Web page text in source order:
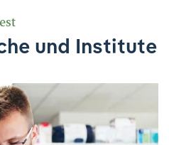
und Institute